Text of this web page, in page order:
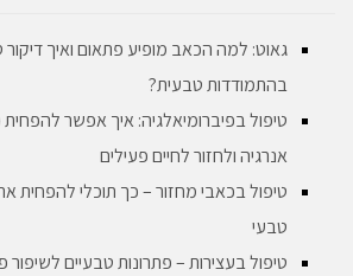
גאוט: למה הכאב מופיע פתאום ואיך דיקור
בהתמודדות טבעית?
טיפול בפיברומיאלגיה: איך אפשר
אנרגיה ולחזור לחיים פעילים
טיפול בכאבי מחזור – כך תוכלי להפחית
טבעי
טיפול בעצירות – פתרונות טבעיים לשיפור